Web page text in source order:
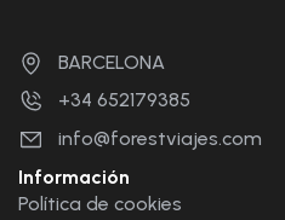
BARCELONA
+34 652179385
info@forestviajes.com
Información
Política de cookies